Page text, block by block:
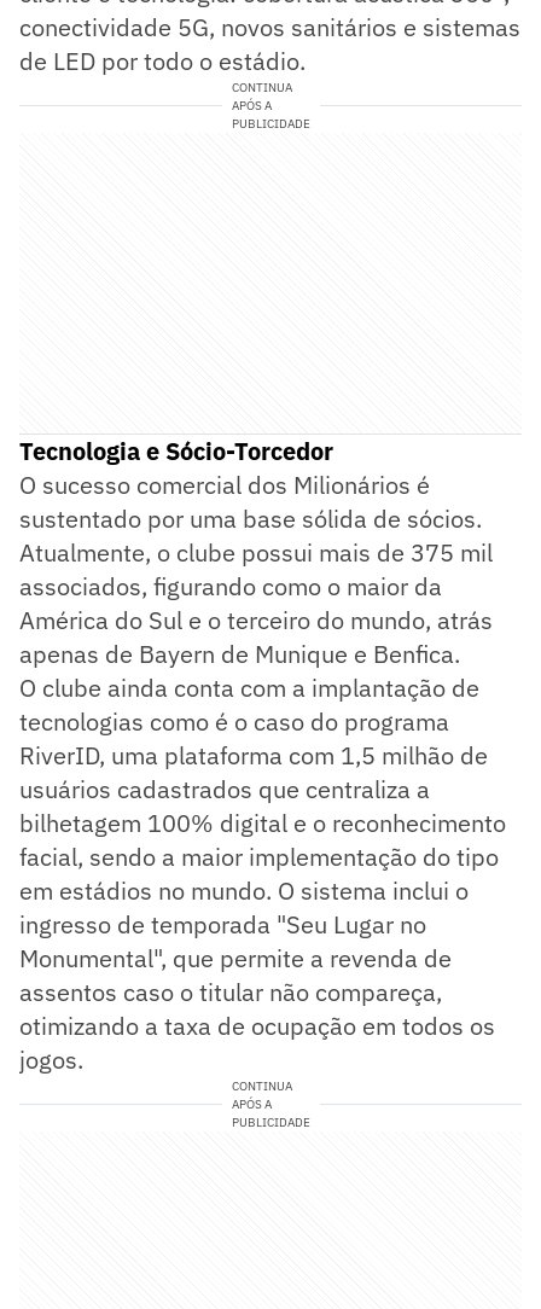
conectividade 5G, novos sanitários e sistemas
de LED por todo o estádio.
CONTINUA
APÓS A
PUBLICIDADE
Tecnologia e Sócio-Torcedor
O sucesso comercial dos Milionários é
sustentado por uma base sólida de sócios.
Atualmente, o clube possui mais de 375 mil
associados, figurando como o maior da
América do Sul e o terceiro do mundo, atrás
apenas de Bayern de Munique e Benfica.
O clube ainda conta com a implantação de
tecnologias como é o caso do programa
RiverID, uma plataforma com 1,5 milhão de
usuários cadastrados que centraliza a
bilhetagem 100% digital e o reconhecimento
facial, sendo a maior implementação do tipo
em estádios no mundo. O sistema inclui o
ingresso de temporada "Seu Lugar no
Monumental", que permite a revenda de
assentos caso o titular não compareça,
otimizando a taxa de ocupação em todos os
jogos.
CONTINUA
APÓS A
PUBLICIDADE